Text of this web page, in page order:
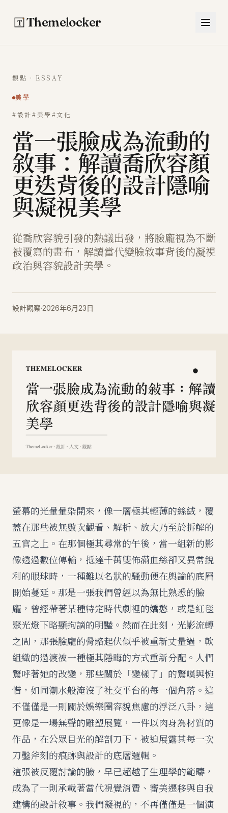
Themelocker
觀點 · ESSAY
美學
#設計#美學#文化
當一張臉成為流動的
敘事：解讀喬欣容顏
更迭背後的設計隱喻
與凝視美學
從喬欣容貌引發的熱議出發，將臉龐視為不斷
被覆寫的畫布，解讀當代變臉敘事背後的凝視
政治與容貌設計美學。
設計觀察·2026年6月23日
螢幕的光暈暈染開來，像一層極其輕薄的絲絨，覆
蓋在那些被無數次觀看、解析、放大乃至於拆解的
五官之上。在那個極其尋常的午後，當一組新的影
像透過數位傳輸，抵達千萬雙佈滿血絲卻又異常銳
利的眼球時，一種難以名狀的騷動便在輿論的底層
開始蔓延。那是一張我們曾經以為無比熟悉的臉
龐，曾經帶著某種特定時代劇裡的嬌憨，或是紅毯
聚光燈下略顯拘謫的明豔。然而在此刻，光影流轉
之間，那張臉龐的骨骼起伏似乎被重新丈量過，軟
組織的過渡被一種極其隱晦的方式重新分配。人們
驚呼著她的改變，那些關於「變樣了」的驚嘆與惋
惜，如同潮水般淹沒了社交平台的每一個角落。這
不僅僅是一則關於娛樂圈容貌焦慮的浮泛八卦，這
更像是一場無聲的雕塑展覽，一件以肉身為材質的
作品，在公眾目光的解剖刀下，被迫展露其每一次
刀鑿斧刻的痕跡與設計的底層邏輯。
這張被反覆討論的臉，早已超越了生理學的範疇，
成為了一則承載著當代視覺消費、審美遷移與自我
建構的設計敘事。我們凝視的，不再僅僅是一個演